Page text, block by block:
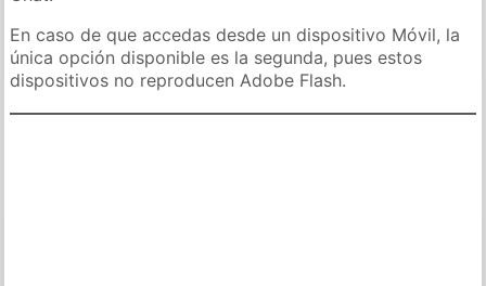
En caso de que accedas desde un dispositivo Móvil, la
única opción disponible es la segunda, pues estos
dispositivos no reproducen Adobe Flash.